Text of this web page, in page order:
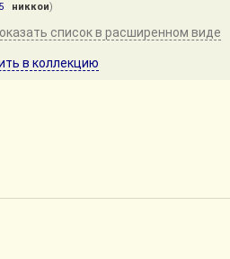
никкои)
список в расширенном виде
в коллекцию